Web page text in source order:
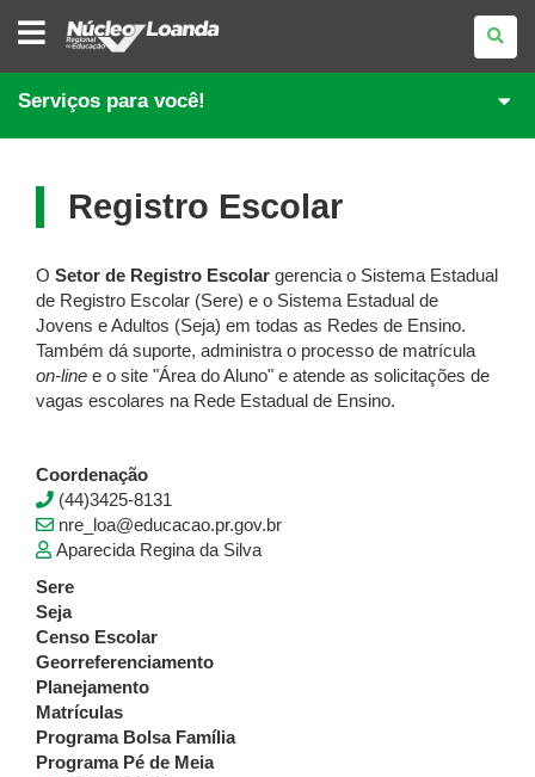
NÚCLEO
REGIONAL
EDUCAÇÃO
DE
LOANDA
Serviços para você!
Registro Escolar
O Setor de Registro Escolar gerencia o Sistema Estadual
de Registro Escolar (Sere) e o Sistema Estadual de
Jovens e Adultos (Seja) em todas as Redes de Ensino.
Também dá suporte, administra o processo de matrícula
on-line e o site "Área do Aluno" e atende as solicitações de
vagas escolares na Rede Estadual de Ensino.
Coordenação
(44)3425-8131
nre_loa@educacao.pr.gov.br
Aparecida Regina da Silva
Sere
Seja
Censo Escolar
Georreferenciamento
Planejamento
Matrículas
Programa Bolsa Família
Programa Pé de Meia